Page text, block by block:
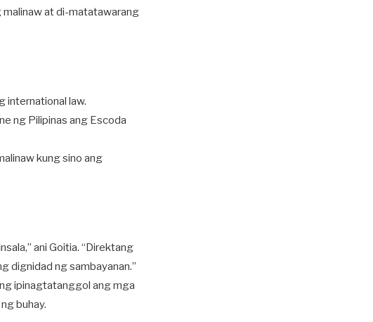
malinaw at di-matatawarang
international law.
ng Pilipinas ang Escoda
kung sino ang
ani Goitia. “Direktang
dignidad ng sambayanan.”
ipinagtatanggol ang mga
buhay.